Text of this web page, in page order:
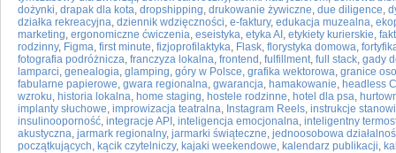
dożynki, drapak dla kota, dropshipping, drukowanie żywiczne, due diligence,
działka rekreacyjna, dziennik wdzięczności, e-faktury, edukacja muzealna,
marketing, ergonomiczne ćwiczenia, eseistyka, etyka AI , etykiety kurierskie,
rodzinny, Figma, first minute, fizjoprofilaktyka, Flask, florystyka domowa,
fotografia podróżnicza, franczyza lokalna, frontend , fulfillment, full stack, gady
lamparci, genealogia, glamping, góry w Polsce, grafika wektorowa, granice
fabularne papierowe, gwara regionalna, gwarancja, hamakowanie, headless
wzroku, historia lokalna, home staging, hostele rodzinne, hotel dla psa,
implanty słuchowe, improwizacja teatralna, Instagram Reels, instrukcje
insulinooporność, integracje API , inteligencja emocjonalna, inteligentny
akustyczna, jarmark regionalny, jarmarki świąteczne, jednoosobowa
początkujących, kącik czytelniczy, kajaki weekendowe, kalendarz publikacji,